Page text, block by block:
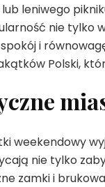
leniwego
nie tylko
i
Polski,
weekendowy
nie tylko
zamki i